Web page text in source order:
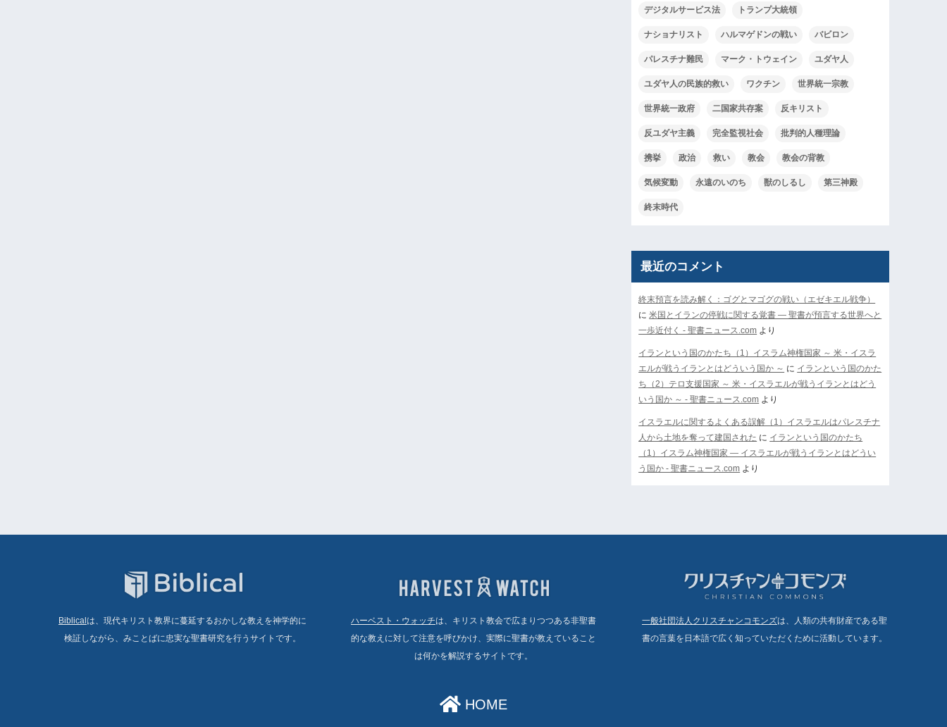
デジタルサービス法 トランプ大統領
ナショナリスト ハルマゲドンの戦い バビロン
パレスチナ難民 マーク・トウェイン ユダヤ人
ユダヤ人の民族的救い ワクチン 世界統一宗教
世界統一政府 二国家共存案 反キリスト
反ユダヤ主義 完全監視社会 批判的人種理論
携挙 政治 救い 教会 教会の背教
気候変動 永遠のいのち 獣のしるし 第三神殿
終末時代
最近のコメント
終末預言を読み解く：ゴグとマゴグの戦い（エゼキエル戦争）
に米国とイランの停戦に関する覚書 ― 聖書が預言する世界へと
一歩近付く - 聖書ニュース.com より
イランという国のかたち（1）イスラム神権国家 ～ 米・イスラ
エルが戦うイランとはどういう国か ～ に イランという国のかた
ち（2）テロ支援国家 ～ 米・イスラエルが戦うイランとはどう
いう国か ～ - 聖書ニュース.com より
イスラエルに関するよくある誤解（1）イスラエルはパレスチナ
人から土地を奪って建国された に イランという国のかたち
（1）イスラム神権国家 ― イスラエルが戦うイランとはどうい
う国か - 聖書ニュース.com より
Biblical は、現代キリスト教界に蔓延するおかしな教えを神学的に
検証しながら、みことばに忠実な聖書研究を行うサイトです。
ハーベスト・ウォッチは、キリスト教会で広まりつつある非聖書
的な教えに対して注意を呼びかけ、実際に聖書が教えていること
は何かを解説するサイトです。
一般社団法人クリスチャンコモンズは、人類の共有財産である聖
書の言葉を日本語で広く知っていただくために活動しています。
HOME